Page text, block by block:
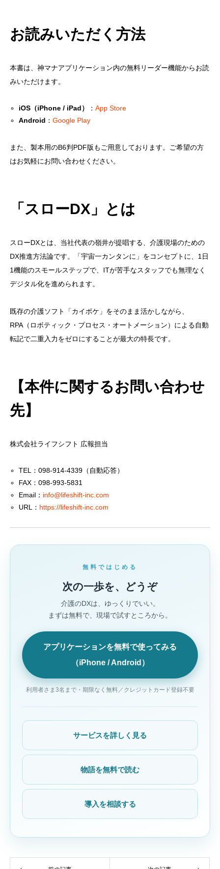
お読みいただく方法
本書は、神マナアプリケーション内の無料リーダー機能からお読
みいただけます。
iOS（iPhone / iPad） ：App Store
Android ：Google Play
また、製本用のB6判PDF版もご用意しております。ご希望の方
はお気軽にお問い合わせください。
「スローDX」とは
スローDXとは、当社代表の嶺井が提唱する、介護現場のための
DX推進方法論です。「宇宙一カンタンに」をコンセプトに、1日
1機能のスモールステップで、ITが苦手なスタッフでも無理なく
デジタル化を進められます。
既存の介護ソフト「カイポケ」をそのまま活かしながら、
RPA（ロボティック・プロセス・オートメーション）による自動
転記で二重入力をゼロにすることが最大の特長です。
【本件に関するお問い合わせ
先】
株式会社ライフシフト 広報担当
TEL：098-914-4339（自動応答）
FAX：098-993-5831
Email： info@lifeshift-inc.com
URL： https://lifeshift-inc.com
無料ではじめる
次の一歩を、どうぞ
介護のDXは、ゆっくりでいい。
まずは無料で、現場で試すところから。
アプリケーションを無料で使ってみる
（iPhone / Android）
利用者さま3名まで・期限なく無料／クレジットカード登録不要
サービスを詳しく見る
物語を無料で読む
導入を相談する